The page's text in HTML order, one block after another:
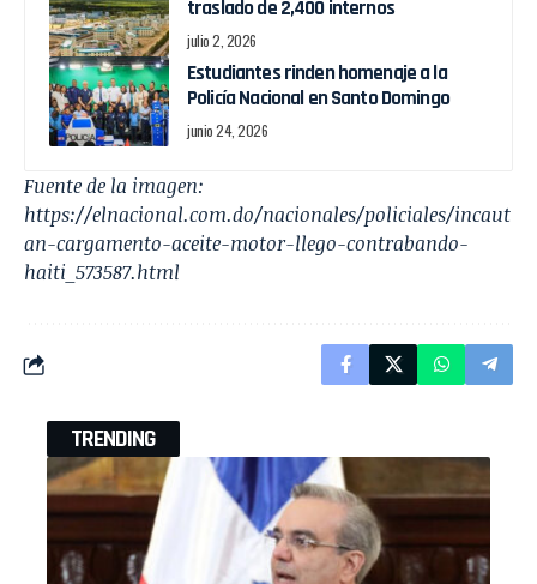
traslado de 2,400 internos
julio 2, 2026
Estudiantes rinden homenaje a la
Policía Nacional en Santo Domingo
junio 24, 2026
Fuente de la imagen:
https://elnacional.com.do/nacionales/policiales/incaut
an-cargamento-aceite-motor-llego-contrabando-
haiti_573587.html
TRENDING